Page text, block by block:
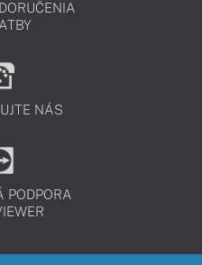
NÁS
PODPORA